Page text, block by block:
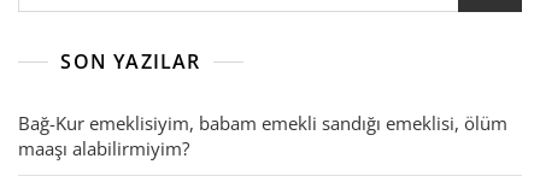
SON YAZILAR
Bağ-Kur emeklisiyim, babam emekli sandığı emeklisi, ölüm
maaşı alabilirmiyim?